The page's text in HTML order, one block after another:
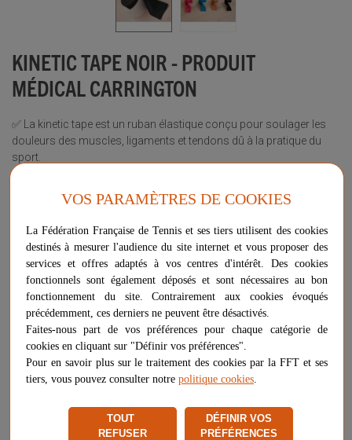
KINETIC TAPE NOIR - PRODUIT
MÉDICAL CARRINGTON
✅ La kinetic tape est un ruban élastique conçu pour soulager les
douleurs des muscles, ligaments et tendons dû à la pratique du
sport.
✅ Vous pourrez soulager vos souffrances au niveau de l'épaule,
✅ N'oubliez l'importance de la forme physique des joueurs de
✅ Livraison très rapide : 2 jours ouvrés directement de l'entrepôt
Plus d'informations sur ce produit
Voir les questions / réponses
PLUS QUE 8 ARTICLES EN STOCK
AJOUTER AU PANIER
VOS PARAMÈTRES DE COOKIES
La Fédération Française de Tennis et ses tiers utilisent des cookies
destinés à mesurer l'audience du site internet et vous proposer des
services et offres adaptés à vos centres d'intérêt. Des cookies
fonctionnels sont également déposés et sont nécessaires au bon
fonctionnement du site. Contrairement aux cookies évoqués
précédemment, ces derniers ne peuvent être désactivés.
Faites-nous part de vos préférences pour chaque catégorie de
cookies en cliquant sur "Définir vos préférences".
Pour en savoir plus sur le traitement des cookies par la FFT et ses
tiers, vous pouvez consulter notre politique cookies
TOUT
REFUSER
DÉFINIR VOS
PRÉFÉRENCES